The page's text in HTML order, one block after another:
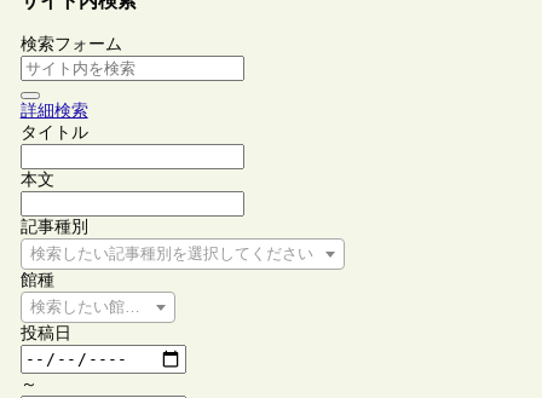
検索フォーム
詳細検索
タイトル
本文
記事種別
検索したい記事種別を選択してください
館種
検索したい館種を選択してください
投稿日
～